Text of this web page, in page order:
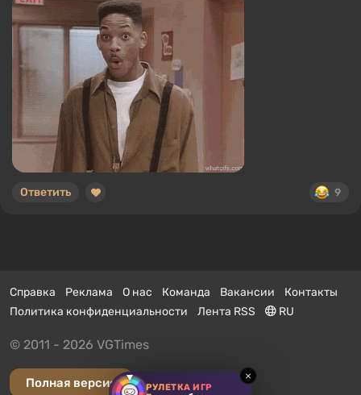
РУЛЕТКА ИГР
×
9
Ответить
Справка Реклама О нас Команда Вакансии
Контакты
Политика конфиденциальности
Лента RSS RU
© 2011 - 2026 VGTimes
Полная версия